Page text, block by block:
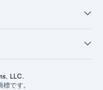
封＆クリック追跡
ェブサイトを作成する
LLC.
です。